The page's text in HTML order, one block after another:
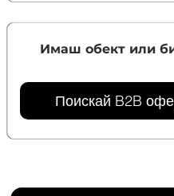
Имаш обект или
Поискай B2B